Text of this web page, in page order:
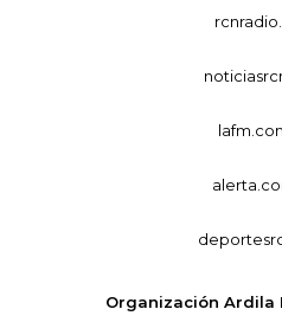
Organización Ardila